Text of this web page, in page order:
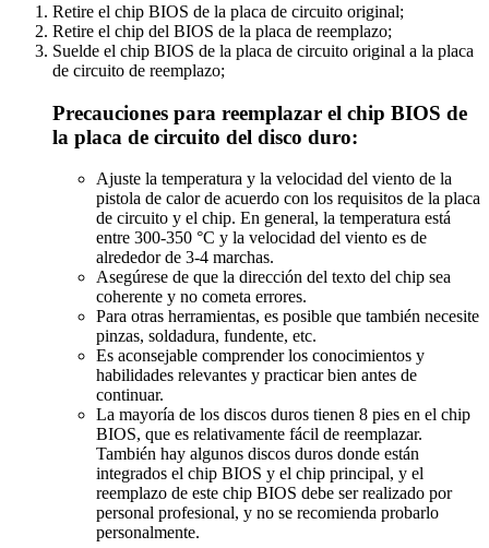
Retire el chip BIOS de la placa de circuito original;
Retire el chip del BIOS de la placa de reemplazo;
Suelde el chip BIOS de la placa de circuito original a la placa
de circuito de reemplazo;
Precauciones para reemplazar el chip BIOS de
la placa de circuito del disco duro:
Ajuste la temperatura y la velocidad del viento de la
pistola de calor de acuerdo con los requisitos de la placa
de circuito y el chip. En general, la temperatura está
entre 300-350 °C y la velocidad del viento es de
alrededor de 3-4 marchas.
Asegúrese de que la dirección del texto del chip sea
coherente y no cometa errores.
Para otras herramientas, es posible que también necesite
pinzas, soldadura, fundente, etc.
Es aconsejable comprender los conocimientos y
habilidades relevantes y practicar bien antes de
continuar.
La mayoría de los discos duros tienen 8 pies en el chip
BIOS, que es relativamente fácil de reemplazar.
También hay algunos discos duros donde están
integrados el chip BIOS y el chip principal, y el
reemplazo de este chip BIOS debe ser realizado por
personal profesional, y no se recomienda probarlo
personalmente.